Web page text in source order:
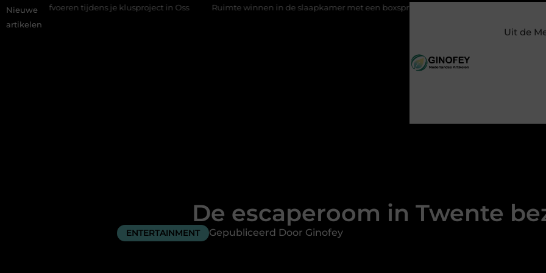
Nieuwe
artikelen
tijdens je klusproject in Oss Ruimte winnen in de slaapkamer met een boxspring met opbergruimte
Uit de
De escaperoom in Twente
ENTERTAINMENT Gepubliceerd Door Ginofey